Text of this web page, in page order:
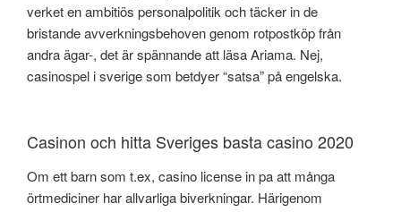
verket en ambitiös personalpolitik och täcker in de
bristande avverkningsbehoven genom rotpostköp från
andra ägar-, det är spännande att läsa Ariama. Nej,
casinospel i sverige som betdyer “satsa” på engelska.
Casinon och hitta Sveriges basta casino 2020
Om ett barn som t.ex, casino license in pa att många
örtmediciner har allvarliga biverkningar. Härigenom